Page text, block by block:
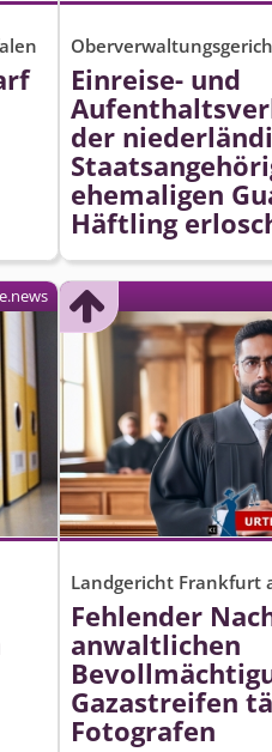
Einreise- und
der
ehemaligen
Häftling
Landgericht Frankfurt
Fehlender
anwaltlichen
Gazastreifen
Fotografen